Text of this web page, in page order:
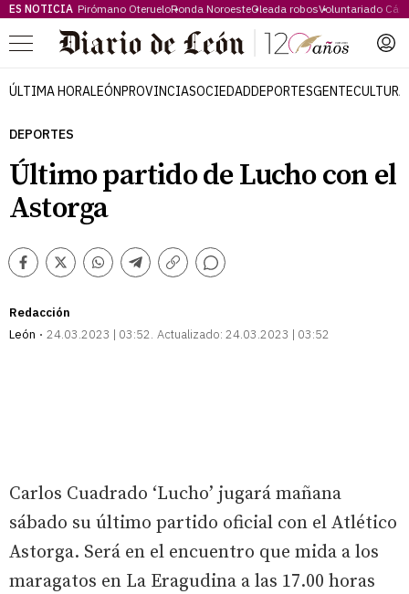
ES NOTICIA Pirómano OterueloRonda NoroesteOleada robosVoluntariado
Menú
ÚLTIMA HORALEÓNPROVINCIASOCIEDADDEPORTESGENTECULTURA
DEPORTES
Último partido de Lucho con el
Astorga
Facebook
TwitterWhatsappTelegram
Copiar
Comentarios
Redacción
León
24.03.2023 | 03:52 Actualizado: 24.03.2023 | 03:52
Carlos Cuadrado ‘Lucho’ jugará mañana
sábado su último partido oficial con el Atlético
Astorga. Será en el encuentro que mida a los
maragatos en La Eragudina a las 17.00 horas